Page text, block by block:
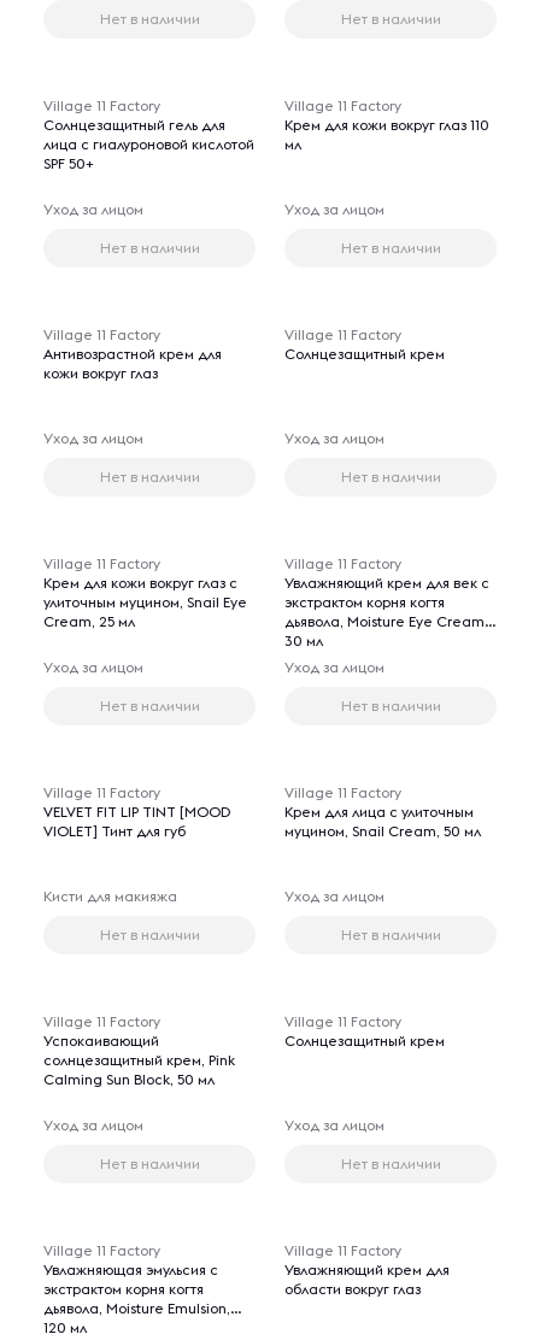
Нет в наличии Нет в наличии
Village 11 Factory
Солнцезащитный гель для
лица с гиалуроновой кислотой
SPF 50+
Уход за лицом
Нет в наличии
Village 11 Factory
Крем для кожи вокруг глаз 110
мл
Уход за лицом
Нет в наличии
Village 11 Factory
Антивозрастной крем для
кожи вокруг глаз
Уход за лицом
Нет в наличии
Village 11 Factory
Солнцезащитный крем
Уход за лицом
Нет в наличии
Village 11 Factory
Крем для кожи вокруг глаз с
улиточным муцином, Snail Eye
Cream, 25 мл
Уход за лицом
Нет в наличии
Village 11 Factory
Увлажняющий крем для век с
экстрактом корня когтя
дьявола, Moisture Eye Cream,
30 мл
Уход за лицом
Нет в наличии
Village 11 Factory
VELVET FIT LIP TINT [MOOD
VIOLET] Тинт для губ
Кисти для макияжа
Нет в наличии
Village 11 Factory
Крем для лица с улиточным
муцином, Snail Cream, 50 мл
Уход за лицом
Нет в наличии
Village 11 Factory
Успокаивающий
солнцезащитный крем, Pink
Calming Sun Block, 50 мл
Уход за лицом
Нет в наличии
Village 11 Factory
Солнцезащитный крем
Уход за лицом
Нет в наличии
Village 11 Factory
Увлажняющая эмульсия с
экстрактом корня когтя
дьявола, Moisture Emulsion,
120 мл
Village 11 Factory
Увлажняющий крем для
области вокруг глаз